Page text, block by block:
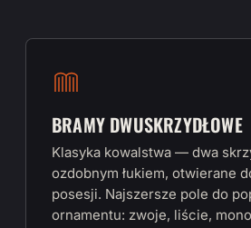
BRAMY DWUSKRZYDŁOWE
Klasyka kowalstwa — dwa
ozdobnym łukiem, otwierane
posesji. Najszersze pole do
ornamentu: zwoje, liście,